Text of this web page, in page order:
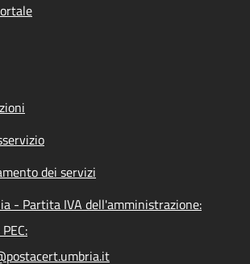
dei servizi
- Partita IVA dell'amministrazione: